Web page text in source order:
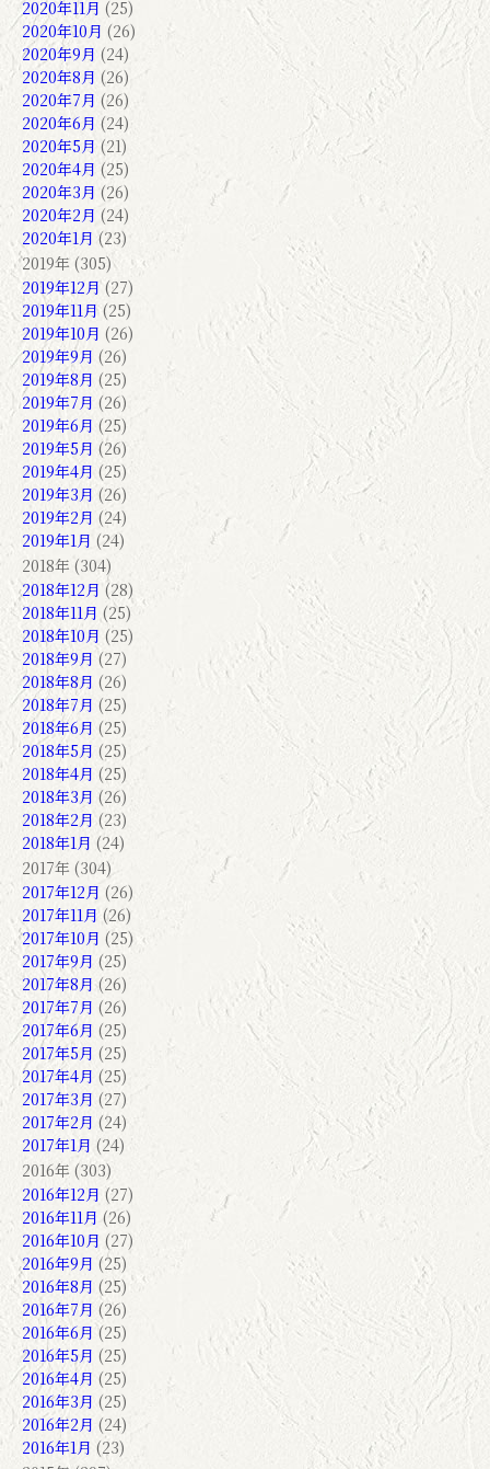
2020年11月 (25)
2020年10月 (26)
2020年9月 (24)
2020年8月 (26)
2020年7月 (26)
2020年6月 (24)
2020年5月 (21)
2020年4月 (25)
2020年3月 (26)
2020年2月 (24)
2020年1月 (23)
2019年 (305)
2019年12月(27)
2019年11月 (25)
2019年10月 (26)
2019年9月 (26)
2019年8月 (25)
2019年7月 (26)
2019年6月 (25)
2019年5月 (26)
2019年4月 (25)
2019年3月 (26)
2019年2月 (24)
2019年1月 (24)
2018年 (304)
2018年12月 (28)
2018年11月 (25)
2018年10月 (25)
2018年9月 (27)
2018年8月 (26)
2018年7月 (25)
2018年6月 (25)
2018年5月 (25)
2018年4月 (25)
2018年3月 (26)
2018年2月 (23)
2018年1月 (24)
2017年 (304)
2017年12月 (26)
2017年11月 (26)
2017年10月 (25)
2017年9月 (25)
2017年8月 (26)
2017年7月 (26)
2017年6月 (25)
2017年5月 (25)
2017年4月 (25)
2017年3月 (27)
2017年2月 (24)
2017年1月 (24)
2016年 (303)
2016年12月 (27)
2016年11月 (26)
2016年10月 (27)
2016年9月 (25)
2016年8月 (25)
2016年7月 (26)
2016年6月 (25)
2016年5月 (25)
2016年4月 (25)
2016年3月 (25)
2016年2月 (24)
2016年1月 (23)